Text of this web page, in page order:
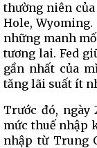
thường niên
Hole, Wyoming.
những manh
tương lai. Fed
gần nhất của
tăng lãi suất ít
Trước đó, ngày
mức thuế nhập
nhập từ Trung